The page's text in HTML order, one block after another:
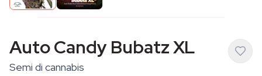
Auto Candy Bubatz XL
Semi di cannabis